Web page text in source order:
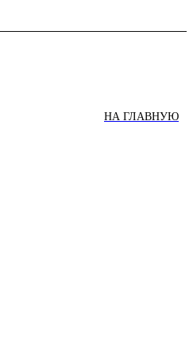
НА ГЛАВНУЮ